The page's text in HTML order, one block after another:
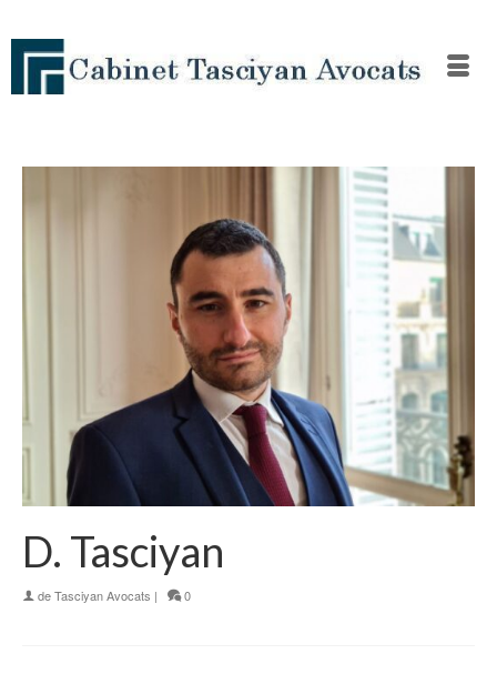
D. Tasciyan
deTasciyan Avocats | 0